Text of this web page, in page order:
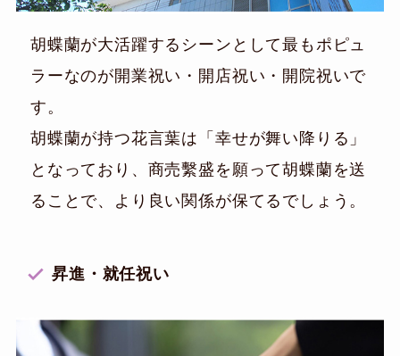
胡蝶蘭が大活躍するシーンとして最もポピュ
ラーなのが開業祝い・開店祝い・開院祝いで
す。
胡蝶蘭が持つ花言葉は「幸せが舞い降りる」
となっており、商売繫盛を願って胡蝶蘭を送
ることで、より良い関係が保てるでしょう。
昇進・就任祝い